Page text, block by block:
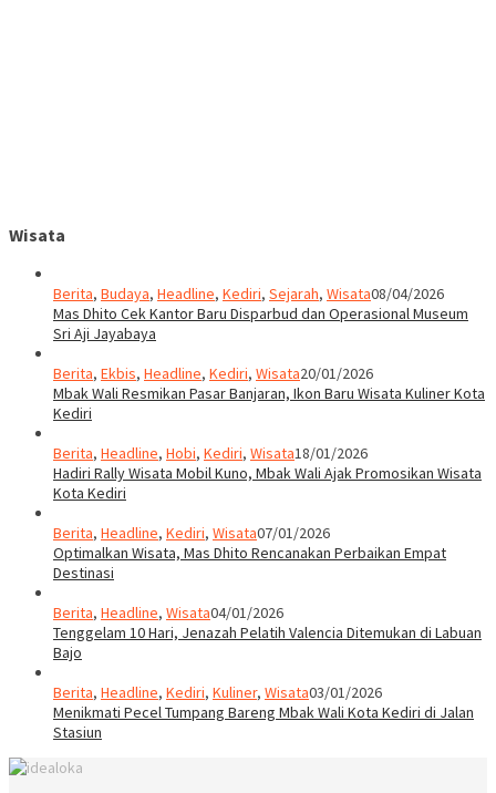
Wisata
Berita, Budaya, Headline, Kediri, Sejarah, Wisata08/04/2026
Mas Dhito Cek Kantor Baru Disparbud dan Operasional Museum
Sri Aji Jayabaya
Berita, Ekbis, Headline, Kediri, Wisata20/01/2026
Mbak Wali Resmikan Pasar Banjaran, Ikon Baru Wisata Kuliner Kota
Kediri
Berita, Headline, Hobi, Kediri, Wisata18/01/2026
Hadiri Rally Wisata Mobil Kuno, Mbak Wali Ajak Promosikan Wisata
Kota Kediri
Berita, Headline, Kediri, Wisata07/01/2026
Optimalkan Wisata, Mas Dhito Rencanakan Perbaikan Empat
Destinasi
Berita, Headline, Wisata04/01/2026
Tenggelam 10 Hari, Jenazah Pelatih Valencia Ditemukan di Labuan
Bajo
Berita, Headline, Kediri, Kuliner, Wisata03/01/2026
Menikmati Pecel Tumpang Bareng Mbak Wali Kota Kediri di Jalan
Stasiun